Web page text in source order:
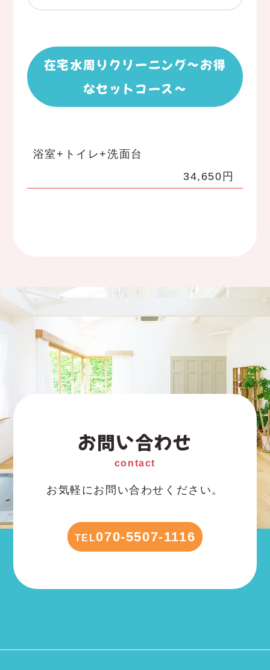
在宅水周りクリーニング～お得
なセットコース～
浴室+トイレ+洗面台
34,650円
お問い合わせ
contact
お気軽にお問い合わせください。
TEL070-5507-1116